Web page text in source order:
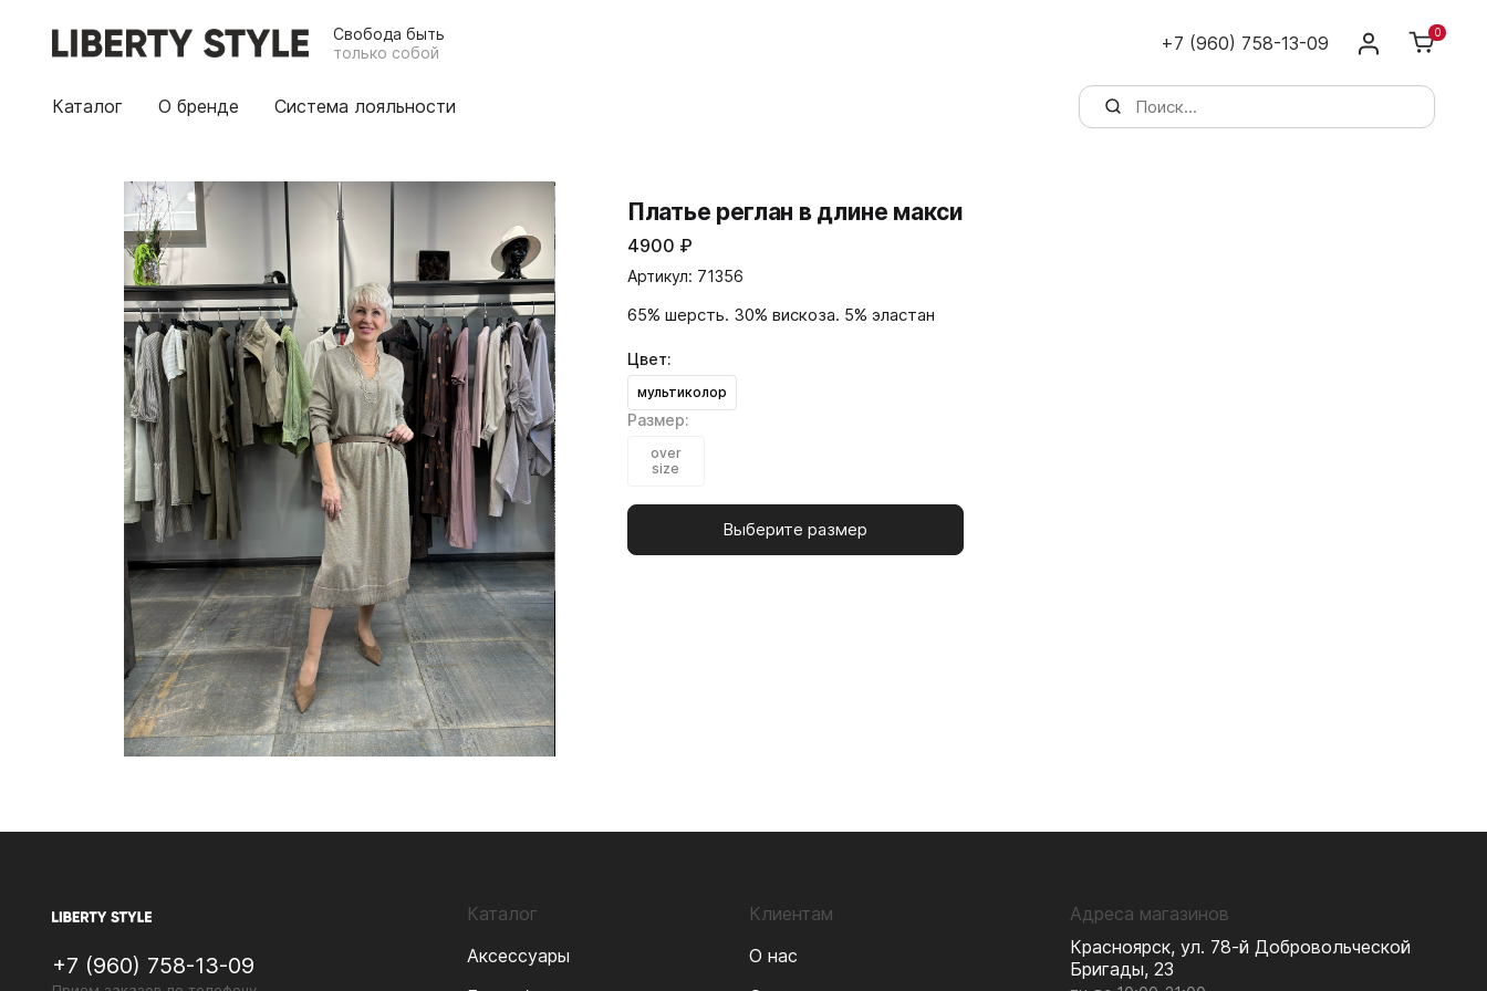
Свобода быть
только собой
+7 (960) 758-13-09 0
Каталог О бренде Система лояльности
Платье реглан в длине макси
4900 ₽
Артикул: 71356
65% шерсть. 30% вискоза. 5% эластан
Цвет:
мультиколор
Размер:
over
size
Выберите размер
+7 (960) 758-13-09
Каталог
Аксессуары
Клиентам
О нас
Адреса магазинов
Красноярск, ул. 78-й Добровольческой
Бригады, 23